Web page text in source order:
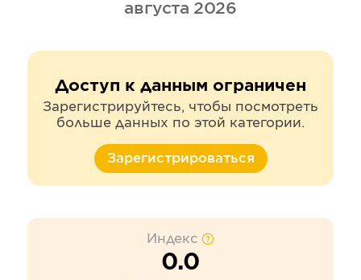
августа 2026
Доступ к данным ограничен
Зарегистрируйтесь, чтобы посмотреть
больше данных по этой категории.
Зарегистрироваться
Индекс
0.0